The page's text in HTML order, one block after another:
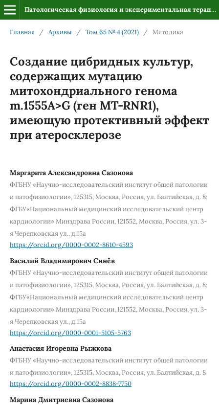
Патологическая физиология и экспериментальная терапия
Главная / Архивы / Том 65 № 4 (2021) / Методика
Создание цибридных культур,
содержащих мутацию
митохондриального генома
m.1555A>G (ген MT-RNR1),
имеющую протективный эффект
при атеросклерозе
Маргарита Александровна Сазонова
ФГБНУ «Научно-исследовательский институт общей патологии
и патофизиологии», 125315, Москва, Россия, ул. Балтийская, д. 8;
ФГБУ«Национальный медицинский исследовательский центр
кардиологии» Минздрава России, 121552, Москва, Россия, ул. 3-
я Черепковская ул., д.15а
https://orcid.org/0000-0002-8610-4593
Василий Владимирович Синёв
ФГБНУ «Научно-исследовательский институт общей патологии
и патофизиологии», 125315, Москва, Россия, ул. Балтийская, д. 8;
ФГБУ«Национальный медицинский исследовательский центр
кардиологии» Минздрава России, 121552, Москва, Россия, ул. 3-
я Черепковская ул., д.15а
https://orcid.org/0000-0001-5105-5763
Анастасия Игоревна Рыжкова
ФГБНУ «Научно-исследовательский институт общей патологии
и патофизиологии», 125315, Москва, Россия, ул. Балтийская, д. 8
https://orcid.org/0000-0002-8838-7750
Марина Дмитриевна Сазонова